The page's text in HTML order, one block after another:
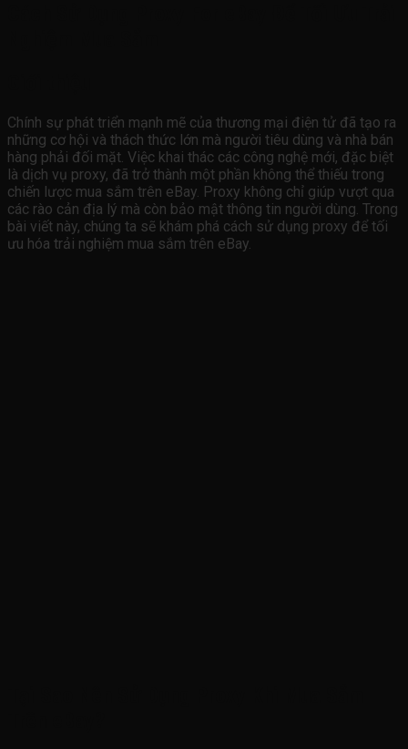
Chính sự phát triển mạnh mẽ của thương mại điện tử đã tạo ra
những cơ hội và thách thức lớn mà người tiêu dùng và nhà bán
hàng phải đối mặt. Việc khai thác các công nghệ mới, đặc biệt
là dịch vụ proxy, đã trở thành một phần không thể thiếu trong
chiến lược mua sắm trên eBay. Proxy không chỉ giúp vượt qua
các rào cản địa lý mà còn bảo mật thông tin người dùng. Trong
bài viết này, chúng ta sẽ khám phá cách sử dụng proxy để tối
ưu hóa trải nghiệm mua sắm trên eBay.